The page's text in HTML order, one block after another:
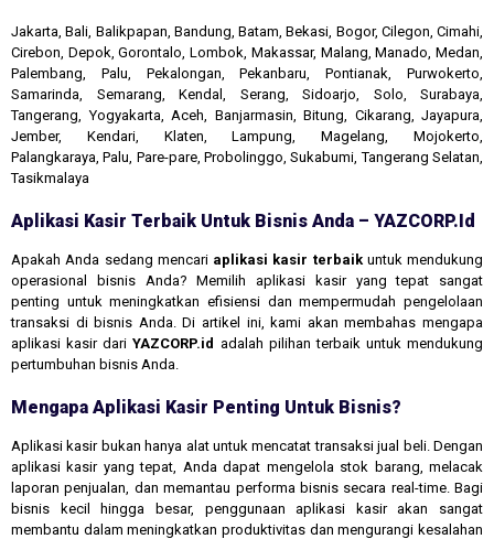
Jakarta, Bali, Balikpapan, Bandung, Batam, Bekasi, Bogor, Cilegon, Cimahi,
Cirebon, Depok, Gorontalo, Lombok, Makassar, Malang, Manado, Medan,
Palembang, Palu, Pekalongan, Pekanbaru, Pontianak, Purwokerto,
Samarinda, Semarang, Kendal, Serang, Sidoarjo, Solo, Surabaya,
Tangerang, Yogyakarta, Aceh, Banjarmasin, Bitung, Cikarang, Jayapura,
Jember, Kendari, Klaten, Lampung, Magelang, Mojokerto,
Palangkaraya, Palu, Pare-pare, Probolinggo, Sukabumi, Tangerang Selatan,
Tasikmalaya
Aplikasi Kasir Terbaik Untuk Bisnis Anda – YAZCORP.id
Apakah Anda sedang mencari aplikasi kasir terbaikuntuk mendukung
operasional bisnis Anda? Memilih aplikasi kasir yang tepat sangat
penting untuk meningkatkan efisiensi dan mempermudah pengelolaan
transaksi di bisnis Anda. Di artikel ini, kami akan membahas mengapa
aplikasi kasir dariYAZCORP.id adalah pilihan terbaik untuk mendukung
pertumbuhan bisnis Anda.
Mengapa Aplikasi Kasir Penting Untuk Bisnis?
Aplikasi kasir bukan hanya alat untuk mencatat transaksi jual beli. Dengan
aplikasi kasir yang tepat, Anda dapat mengelola stok barang, melacak
laporan penjualan, dan memantau performa bisnis secara real-time. Bagi
bisnis kecil hingga besar, penggunaan aplikasi kasir akan sangat
membantu dalam meningkatkan produktivitas dan mengurangi kesalahan